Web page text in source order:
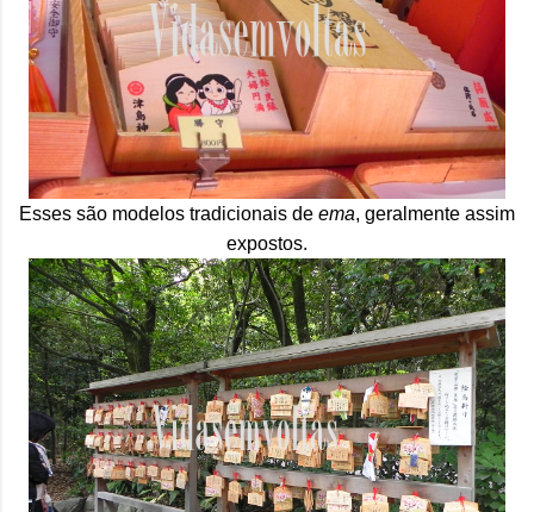
Esses são modelos tradicionais de ema, geralmente assim
expostos.